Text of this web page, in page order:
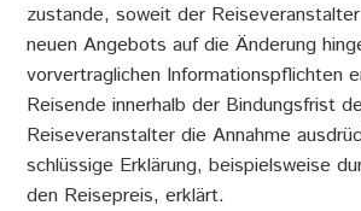
zustande, soweit der
neuen Angebots auf die Änderung
vorvertraglichen Informationspflichten
Reisende innerhalb der Bindungsfrist
Reiseveranstalter die Annahme
schlüssige Erklärung, beispielsweise
den Reisepreis, erklärt.